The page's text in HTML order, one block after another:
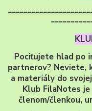
Pociťujete hlad po
partnerov? Neviete,
a materiály do
Klub FilaNotes
členom/členkou,